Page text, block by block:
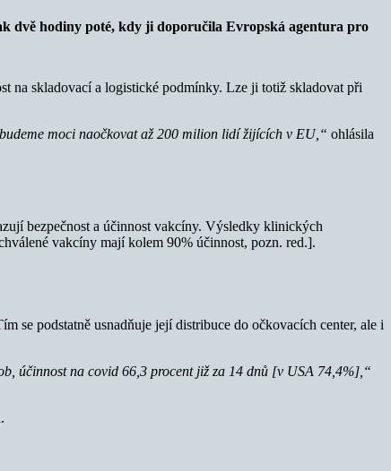
dvě hodiny poté, kdy ji doporučila Evropská agentura pro
na skladovací a logistické podmínky. Lze ji totiž skladovat při
moci naočkovat až 200 milion lidí žijících v EU,“ ohlásila
bezpečnost a účinnost vakcíny. Výsledky klinických
vakcíny mají kolem 90% účinnost, pozn. red.].
se podstatně usnadňuje její distribuce do očkovacích center, ale i
účinnost na covid 66,3 procent již za 14 dnů [v USA 74,4%],“